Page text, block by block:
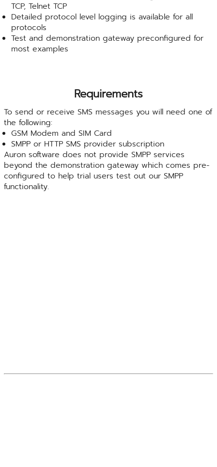
TCP, Telnet TCP
Detailed protocol level logging is available for all
protocols
Test and demonstration gateway preconfigured for
most examples
Requirements
To send or receive SMS messages you will need one of
the following:
GSM Modem and SIM Card
SMPP or HTTP SMS provider subscription
Auron software does not provide SMPP services
beyond the demonstration gateway which comes pre-
configured to help trial users test out our SMPP
functionality.